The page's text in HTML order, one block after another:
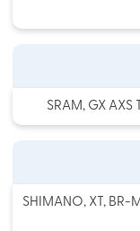
SRAM, GX AXS
SHIMANO, XT, BR-